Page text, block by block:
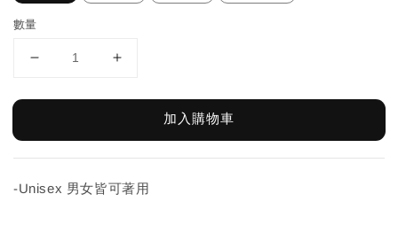
數量
加入購物車
-Unisex 男女皆可著用